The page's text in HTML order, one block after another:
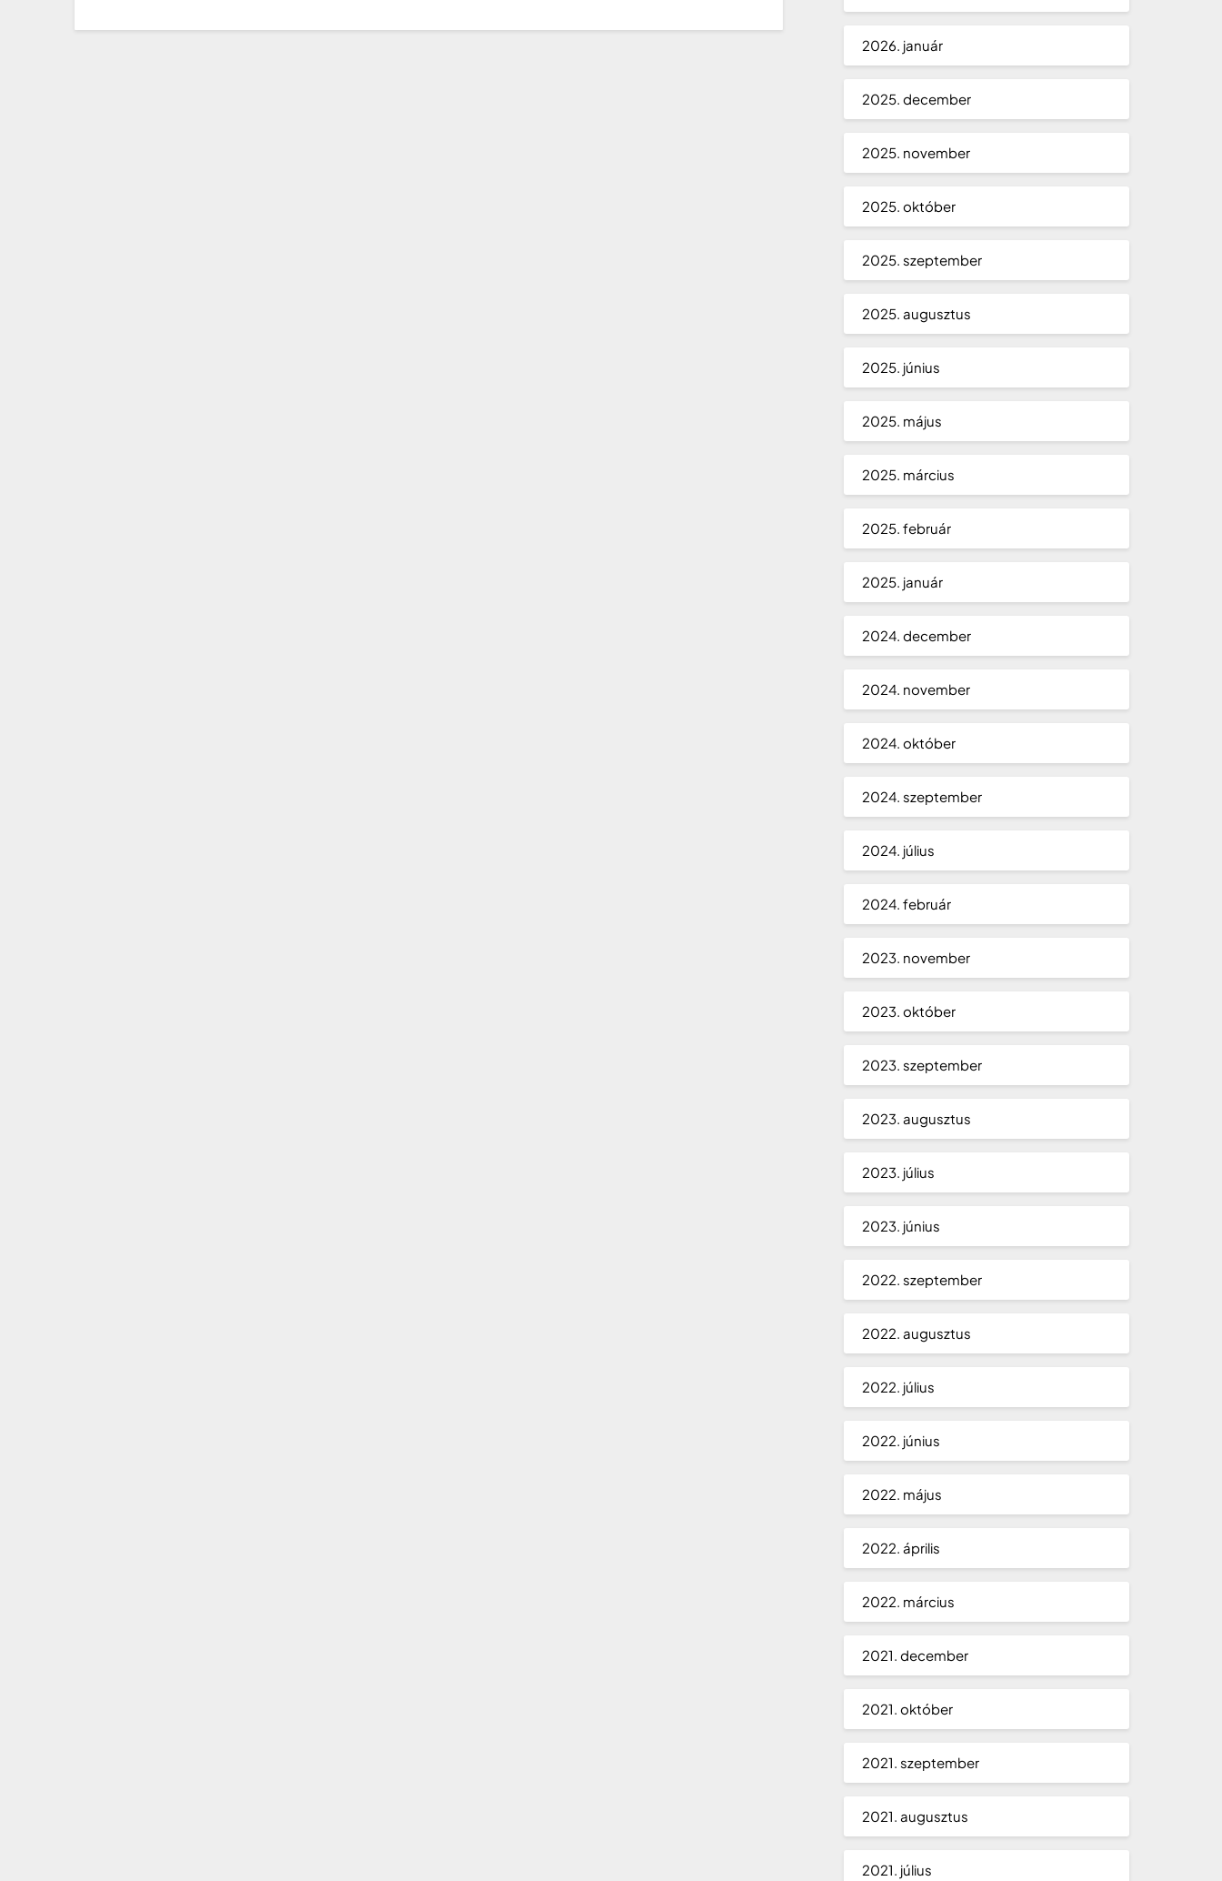
2026. január
2025. december
2025. november
2025. október
2025. szeptember
2025. augusztus
2025. június
2025. május
2025. március
2025. február
2025. január
2024. december
2024. november
2024. október
2024. szeptember
2024. július
2024. február
2023. november
2023. október
2023. szeptember
2023. augusztus
2023. július
2023. június
2022. szeptember
2022. augusztus
2022. július
2022. június
2022. május
2022. április
2022. március
2021. december
2021. október
2021. szeptember
2021. augusztus
2021. július